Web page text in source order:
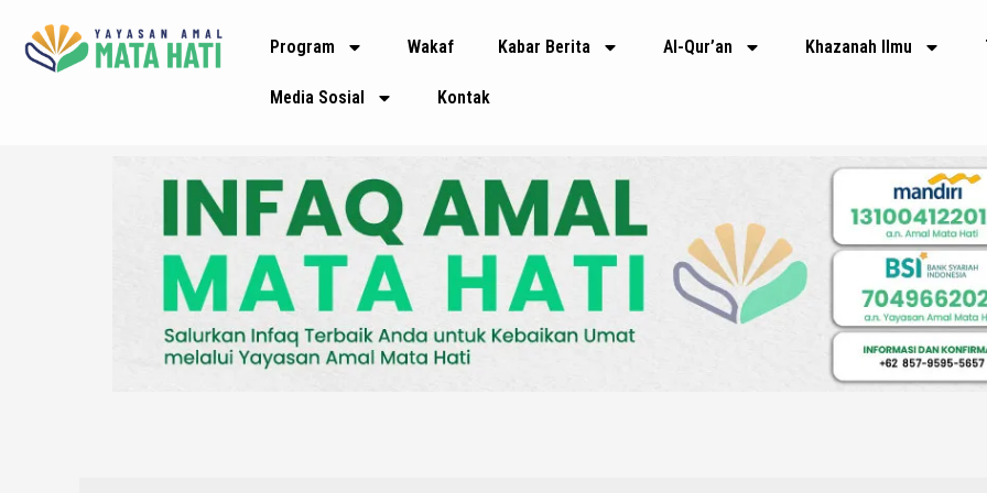
Program Wakaf Kabar Berita Al-Qur’an Khazanah Ilmu
Media Sosial Kontak